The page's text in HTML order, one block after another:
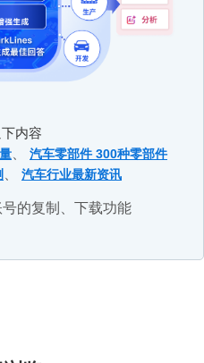
内容
汽车零部件 300种零部件
汽车行业最新资讯
的复制、下载功能